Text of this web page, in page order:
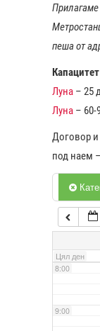
Прилагаме
пеша от
Луна – 25
Луна – 60-
Договор
под наем –
Цял ден
2:00
4:00
5:00
7:00
8:00
9:00